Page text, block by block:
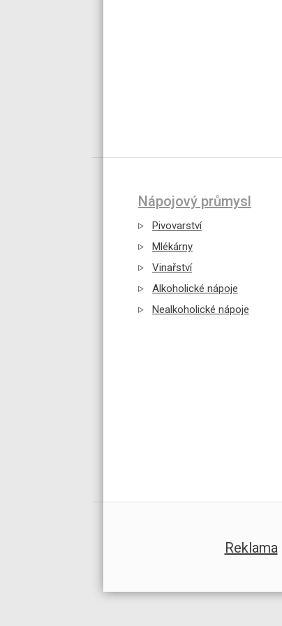
Nápojový průmysl
Pivovarství
Mlékárny
Vinařství
Alkoholické nápoje
Nealkoholické nápoje
Reklama